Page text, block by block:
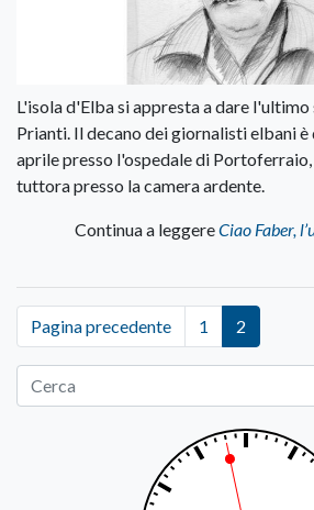
L'isola d'Elba si appresta a dare
Prianti. Il decano dei giornalisti elbani
aprile presso l'ospedale di
tuttora presso la camera ardente.
Continua a leggereCiao Faber,
Pagina precedente 1 2